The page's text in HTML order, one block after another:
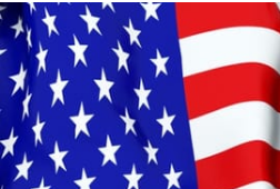
فن
رياضة